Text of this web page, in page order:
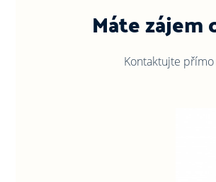
Máte
Kontaktujte